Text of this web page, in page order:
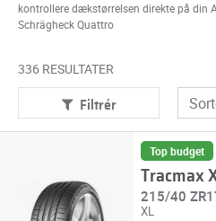
kontrollere dækstørrelsen direkte på din
Schrägheck Quattro
336 RESULTATER
Filtrér
Top budget
Tracmax
215/40
XL